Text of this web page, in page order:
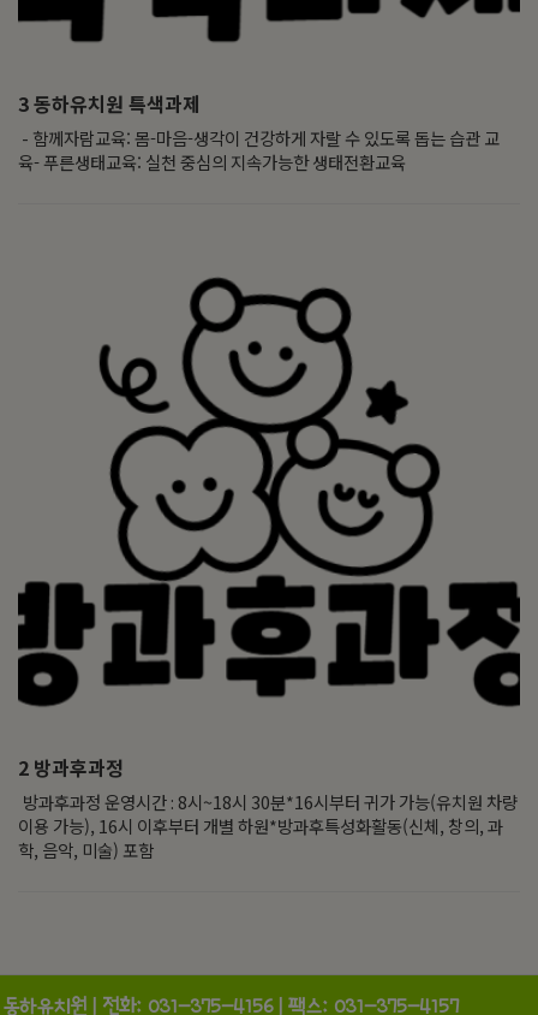
3동하유치원 특색과제
- 함께자람교육: 몸-마음-생각이 건강하게 자랄 수 있도록 돕는 습관 교
육- 푸른생태교육: 실천 중심의 지속가능한 생태전환교육
2 방과후과정
방과후과정 운영시간 : 8시~18시 30분*16시부터 귀가 가능(유치원 차량
이용 가능), 16시 이후부터 개별 하원*방과후특성화활동(신체, 창의, 과
학, 음악, 미술) 포함
동하유치원 | 전화: 031-375-4156 | 팩스: 031-375-4157